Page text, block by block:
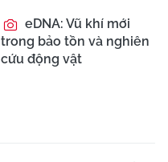
eDNA: Vũ khí mới
trong bảo tồn và nghiên
cứu động vật